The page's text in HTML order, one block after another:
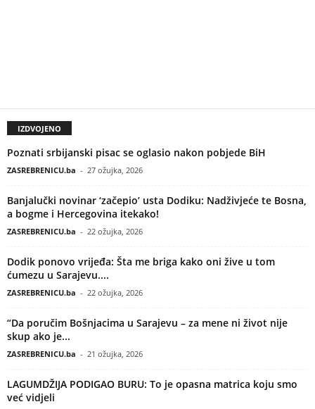
IZDVOJENO
Poznati srbijanski pisac se oglasio nakon pobjede BiH
ZASREBRENICU.ba - 27 ožujka, 2026
Banjalučki novinar ‘začepio’ usta Dodiku: Nadživjeće te Bosna,
a bogme i Hercegovina itekako!
ZASREBRENICU.ba - 22 ožujka, 2026
Dodik ponovo vrijeđa: Šta me briga kako oni žive u tom
ćumezu u Sarajevu....
ZASREBRENICU.ba - 22 ožujka, 2026
“Da poručim Bošnjacima u Sarajevu – za mene ni život nije
skup ako je...
ZASREBRENICU.ba - 21 ožujka, 2026
LAGUMDŽIJA PODIGAO BURU: To je opasna matrica koju smo
već vidjeli